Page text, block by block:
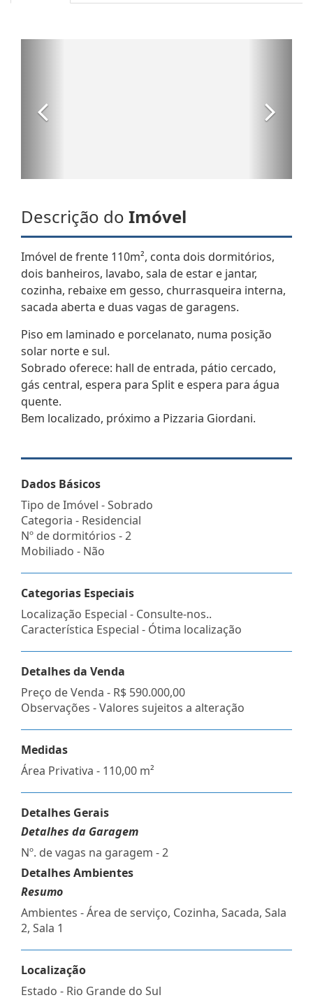
Descrição do Imóvel
Imóvel de frente 110m², conta dois dormitórios,
dois banheiros, lavabo, sala de estar e jantar,
cozinha, rebaixe em gesso, churrasqueira interna,
sacada aberta e duas vagas de garagens.
Piso em laminado e porcelanato, numa posição
solar norte e sul.
Sobrado oferece: hall de entrada, pátio cercado,
gás central, espera para Split e espera para água
quente.
Bem localizado, próximo a Pizzaria Giordani.
Dados Básicos
Tipo de Imóvel - Sobrado
Categoria - Residencial
Nº de dormitórios - 2
Mobiliado - Não
Categorias Especiais
Localização Especial - Consulte-nos..
Característica Especial - Ótima localização
Detalhes da Venda
Preço de Venda - R$ 590.000,00
Observações - Valores sujeitos a alteração
Medidas
Área Privativa - 110,00 m²
Detalhes Gerais
Detalhes da Garagem
Nº. de vagas na garagem - 2
Detalhes Ambientes
Resumo
Ambientes - Área de serviço, Cozinha, Sacada, Sala
2, Sala 1
Localização
Estado - Rio Grande do Sul